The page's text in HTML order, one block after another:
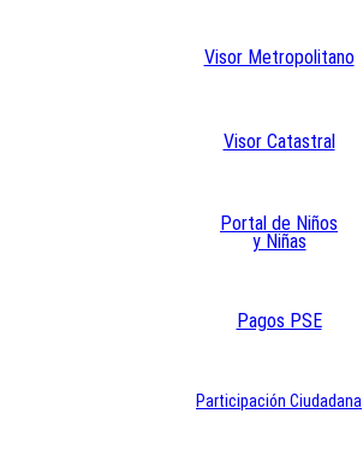
Visor Metropolitano
Visor Catastral
Portal de Niños
y Niñas
Pagos PSE
Participación Ciudadana